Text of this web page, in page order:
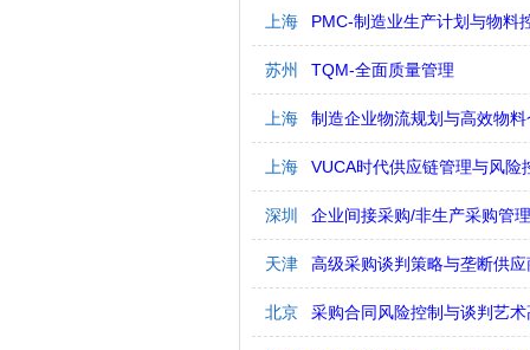
上海 PMC-制造业生产计划与物料
苏州 TQM-全面质量管理
上海 制造企业物流规划与高效物
上海 VUCA时代供应链管理与风险
深圳 企业间接采购/非生产采购管理
天津 高级采购谈判策略与垄断供
北京 采购合同风险控制与谈判艺